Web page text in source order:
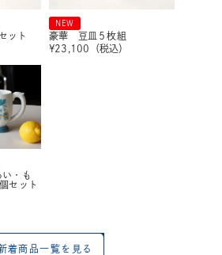
ット
NEW
豪華 豆皿５枚組
¥23,100 （税込）
・も
セット
着商品一覧を見る